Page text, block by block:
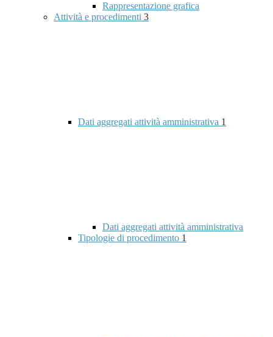
Rappresentazione grafica
Attività e procedimenti 3
Dati aggregati attività amministrativa 1
Dati aggregati attività amministrativa
Tipologie di procedimento 1